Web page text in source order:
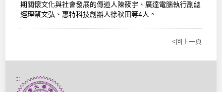
期關懷文化與社會發展的傳道人陳筱宇、廣達電腦執行副總
經理蔡文弘、惠特科技創辦人徐秋田等4人。
<回上一頁
:::